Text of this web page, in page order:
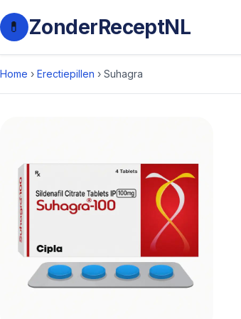
💊 ZonderReceptNL
Home › Erectiepillen › Suhagra